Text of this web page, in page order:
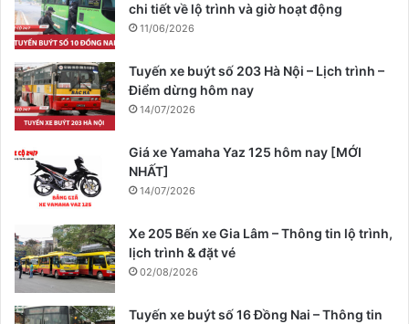
chi tiết về lộ trình và giờ hoạt động
11/06/2026
Tuyến xe buýt số 203 Hà Nội – Lịch trình –
Điểm dừng hôm nay
14/07/2026
Giá xe Yamaha Yaz 125 hôm nay [MỚI
NHẤT]
14/07/2026
Xe 205 Bến xe Gia Lâm – Thông tin lộ trình,
lịch trình & đặt vé
02/08/2026
Tuyến xe buýt số 16 Đồng Nai – Thông tin